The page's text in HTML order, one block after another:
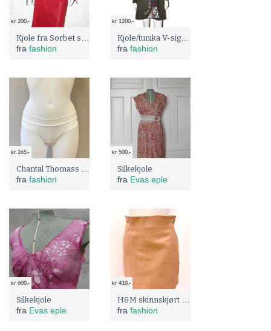
kr 200,-
fra fashion
kr 1200,-
fra fashion
kr 265,-
fra fashion
kr 500,-
Silkekjole
fra Evas eple
kr 600,-
Silkekjole
fra Evas eple
kr 410,-
fra fashion